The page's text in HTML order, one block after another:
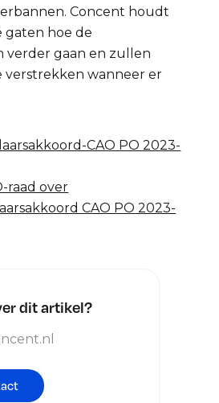
Concent houdt
hoe de
verder gaan en zullen
verstrekken wanneer er
CAO PO 2023-
raad over
CAO PO 2023-
dit artikel?